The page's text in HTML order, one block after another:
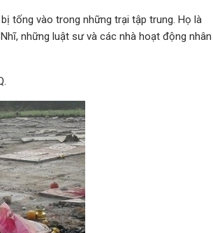
tống vào trong những trại tập trung. Họ là
những luật sư và các nhà hoạt động nhân